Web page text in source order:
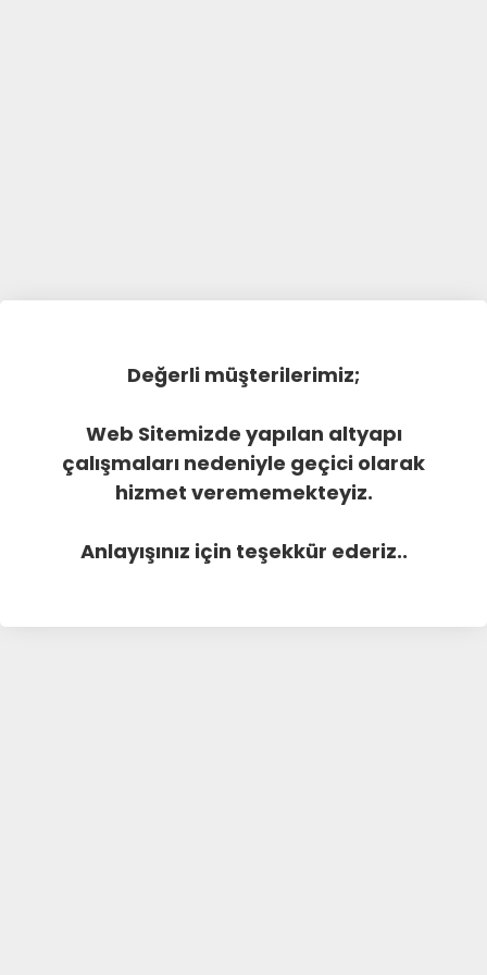
Değerli müşterilerimiz;
Web Sitemizde yapılan altyapı
çalışmaları nedeniyle geçici olarak
hizmet verememekteyiz.
Anlayışınız için teşekkür ederiz..